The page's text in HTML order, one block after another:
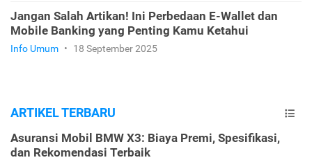
Jangan Salah Artikan! Ini Perbedaan E-Wallet dan
Mobile Banking yang Penting Kamu Ketahui
Info Umum • 18 September 2025
ARTIKEL TERBARU
Asuransi Mobil BMW X3: Biaya Premi, Spesifikasi,
dan Rekomendasi Terbaik